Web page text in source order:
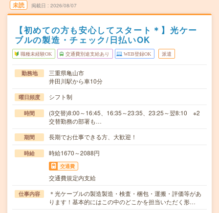
未読 掲載日 2026/08/07
【初めての方も安心してスタート＊】光ケー
ブルの製造・チェック/日払いOK
職種未経験OK 交通費別途支給あり WEB登録OK 派遣
勤務地
三重県亀山市
井田川駅から車10分
曜日頻度 シフト制
時間
(3交替)8:00～16:45、16:35～23:35、23:25～翌8:10 ※2
交替勤務の部署も…
期間 長期でお仕事できる方、大歓迎！
時給 時給1670～2088円
交通費
交通費規定内支給
仕事内容
＊光ケーブルの製造製造・検査・梱包・運搬・評価等があ
ります！基本的にはこの中のどこかを担当いただく形…